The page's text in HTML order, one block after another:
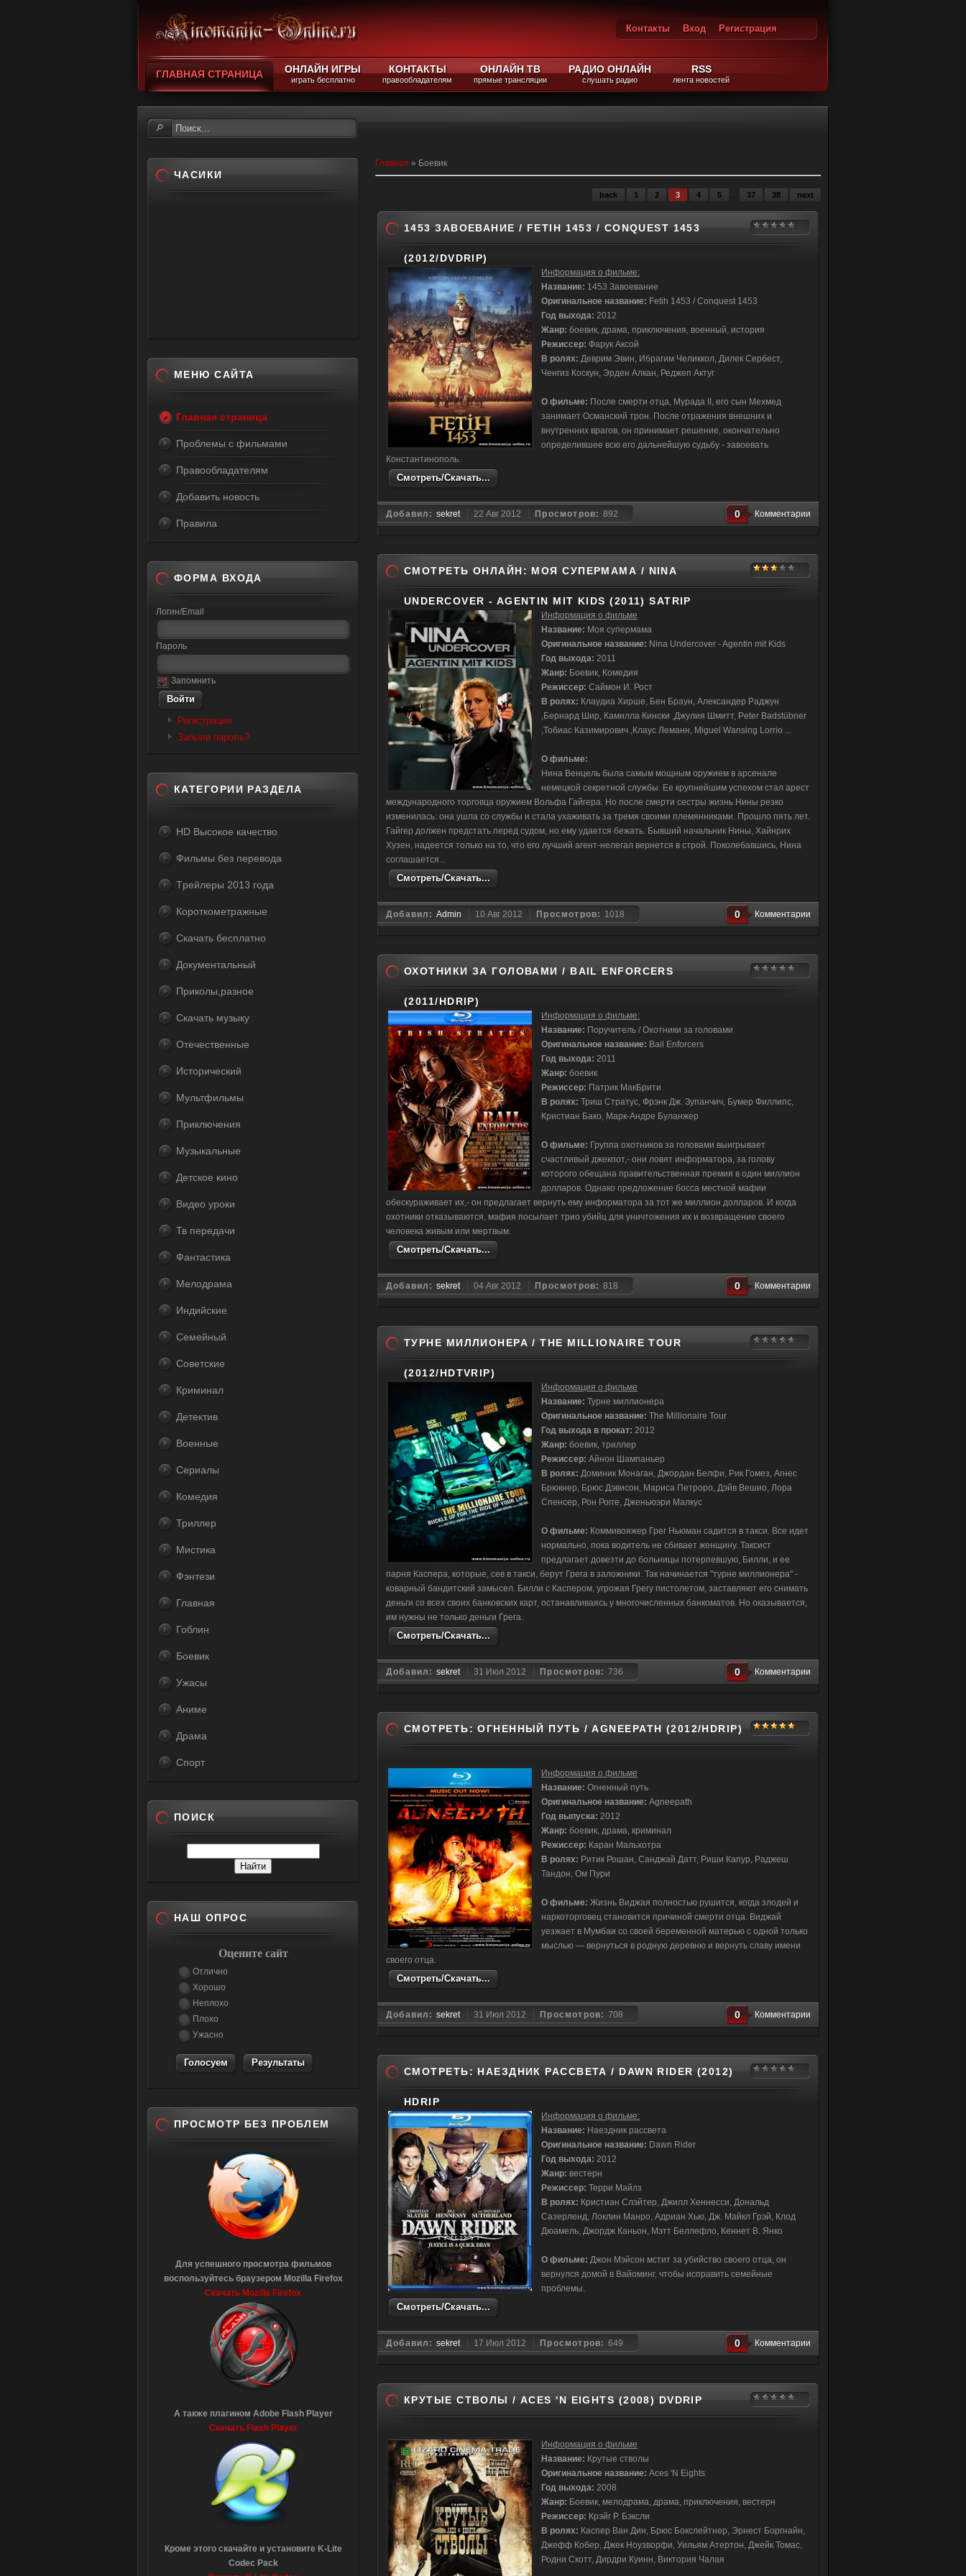
Контакты Вход
Регистрация
ГЛАВНАЯ СТРАНИЦА ОНЛАЙН ИГРЫ
играть бесплатно
КОНТАКТЫ
правообладателям
ОНЛАЙН ТВ
прямые трансляции
РАДИО ОНЛАЙН
слушать радио
RSS
лента новостей
Главная » Боевик
back 1 2 3 4 5 ... 37 38 next
1453 ЗАВОЕВАНИЕ / FETIH 1453 / CONQUEST 1453
(2012/DVDRIP)
Информация о фильме:
Название: 1453 Завоевание
Оригинальное название: Fetih 1453 / Conquest 1453
Год выхода: 2012
Жанр: боевик, драма, приключения, военный, история
Режиссер: Фарук Аксой
В ролях: Деврим Эвин, Ибрагим Челиккол, Дилек Сербест,
Ченгиз Коскун, Эрден Алкан, Реджеп Актуг
О фильме: После смерти отца, Мурада II, его сын Мехмед
занимает Османский трон. После отражения внешних и
внутренних врагов, он принимает решение, окончательно
определившее всю его дальнейшую судьбу - завоевать
Константинополь.
Смотреть/Скачать...
Добавил: sekret 22 Авг 2012 Просмотров: 892 0 Комментарии
СМОТРЕТЬ ОНЛАЙН: МОЯ СУПЕРМАМА / NINA
UNDERCOVER - AGENTIN MIT KIDS (2011) SATRIP
Информация о фильме
Название: Моя супермама
Оригинальное название: Nina Undercover - Agentin mit Kids
Год выхода: 2011
Жанр: Боевик, Комедия
Режиссер: Саймон И. Рост
В ролях: Клаудиа Хирше, Бен Браун, Александер Раджун
,Бернард Шир, Камилла Кински ,Джулия Шмитт, Peter Badstübner
,Тобиас Казимирович ,Клаус Леманн, Miguel Wansing Lorrio ...
О фильме:
Нина Венцель была самым мощным оружием в арсенале
немецкой секретной службы. Ее крупнейшим успехом стал арест
международного торговца оружием Вольфа Гайгера. Но после смерти сестры жизнь Нины резко
изменилась: она ушла со службы и стала ухаживать за тремя своими племянниками. Прошло пять лет.
Гайгер должен предстать перед судом, но ему удается бежать. Бывший начальник Нины, Хайнрих
Хузен, надеется только на то, что его лучший агент-нелегал вернется в строй. Поколебавшись, Нина
соглашается...
Смотреть/Скачать...
Добавил: Admin 10 Авг 2012 Просмотров: 1018 0 Комментарии
ОХОТНИКИ ЗА ГОЛОВАМИ / BAIL ENFORCERS
(2011/HDRIP)
Информация о фильме:
Название: Поручитель / Охотники за головами
Оригинальное название: Bail Enforcers
Год выхода: 2011
Жанр: боевик
Режиссер: Патрик МакБрити
В ролях: Триш Стратус, Фрэнк Дж. Зупанчич, Бумер Филлипс,
Кристиан Бако, Марк-Андре Буланжер
О фильме: Группа охотников за головами выигрывает
счастливый джекпот,- они ловят информатора, за голову
которого обещана правительственная премия в один миллион
долларов. Однако предложение босса местной мафии
обескураживает их,- он предлагает вернуть ему информатора за тот же миллион долларов. И когда
охотники отказываются, мафия посылает трио убийц для уничтожения их и возвращение своего
человека живым или мертвым.
Смотреть/Скачать...
Добавил: sekret 04 Авг 2012 Просмотров: 818 0 Комментарии
ТУРНЕ МИЛЛИОНЕРА / THE MILLIONAIRE TOUR
(2012/HDTVRIP)
Информация о фильме
Название: Турне миллионера
Оригинальное название: The Millionaire Tour
Год выхода в прокат: 2012
Жанр: боевик, триллер
Режиссер: Айнон Шампаньер
В ролях: Доминик Монаган, Джордан Белфи, Рик Гомез, Агнес
Брюкнер, Брюс Дэвисон, Мариса Петроро, Дэйв Вешио, Лора
Спенсер, Рон Рогге, Дженьюэри Малкус
О фильме: Коммивояжер Грег Ньюман садится в такси. Все идет
нормально, пока водитель не сбивает женщину. Таксист
предлагает довезти до больницы потерпевшую, Билли, и ее
парня Каспера, которые, сев в такси, берут Грега в заложники. Так начинается "турне миллионера" -
коварный бандитский замысел. Билли с Каспером, угрожая Грегу пистолетом, заставляют его снимать
деньги со всех своих банковских карт, останавливаясь у многочисленных банкоматов. Но оказывается,
им нужны не только деньги Грега.
Смотреть/Скачать...
Добавил: sekret 31 Июл 2012 Просмотров: 736 0 Комментарии
СМОТРЕТЬ: ОГНЕННЫЙ ПУТЬ / AGNEEPATH (2012/HDRIP)
Информация о фильме
Название: Огненный путь
Оригинальное название: Agneepath
Год выпуска: 2012
Жанр: боевик, драма, криминал
Режиссер: Каран Мальхотра
В ролях: Ритик Рошан, Санджай Датт, Риши Капур, Раджеш
Тандон, Ом Пури
О фильме: Жизнь Виджая полностью рушится, когда злодей и
наркоторговец становится причиной смерти отца. Виджай
уезжает в Мумбаи со своей беременной матерью с одной только
мыслью — вернуться в родную деревню и вернуть славу имени
своего отца.
Смотреть/Скачать...
Добавил: sekret 31 Июл 2012 Просмотров: 708 0 Комментарии
СМОТРЕТЬ: НАЕЗДНИК РАССВЕТА / DAWN RIDER (2012)
HDRIP
Информация о фильме:
Название: Наездник рассвета
Оригинальное название: Dawn Rider
Год выхода: 2012
Жанр: вестерн
Режиссер: Терри Майлз
В ролях: Кристиан Слэйтер, Джилл Хеннесси, Дональд
Сазерленд, Локлин Манро, Адриан Хью, Дж. Майкл Грэй, Клод
Дюамель, Джордж Каньон, Мэтт Беллефло, Кеннет В. Янко
О фильме: Джон Мэйсон мстит за убийство своего отца, он
вернулся домой в Вайоминг, чтобы исправить семейные
проблемы.
Смотреть/Скачать...
Добавил: sekret 17 Июл 2012 Просмотров: 649 0 Комментарии
КРУТЫЕ СТВОЛЫ / ACES 'N EIGHTS (2008) DVDRIP
Информация о фильме
Название: Крутые стволы
Оригинальное название: Aces 'N Eights
Год выхода: 2008
Жанр: Боевик, мелодрама, драма, приключения, вестерн
Режиссер: Крэйг Р. Бэксли
В ролях: Каспер Ван Дин, Брюс Бокслейтнер, Эрнест Боргнайн,
Джефф Кобер, Джек Ноузворфи, Уильям Атертон, Джейк Томас,
Родни Скотт, Дирдри Куинн, Виктория Чалая
ЧАСИКИ
МЕНЮ САЙТА
Главная страница
Проблемы с фильмами
Правообладателям
Добавить новость
Правила
ФОРМА ВХОДА
Логин/Email
Пароль
Запомнить
Регистрация
Забыли пароль?
КАТЕГОРИИ РАЗДЕЛА
HD Высокое качество
Фильмы без перевода
Tрейлеры 2013 года
Короткометражные
Скачать бесплатно
Документальный
Приколы,разное
Скачать музыку
Отечественные
Исторический
Мультфильмы
Приключения
Музыкальные
Детское кино
Видео уроки
Тв передачи
Фантастика
Мелодрама
Индийские
Семейный
Советские
Криминал
Детектив
Военные
Сериалы
Комедия
Триллер
Мистика
Фэнтези
Главная
Гоблин
Боевик
Ужасы
Аниме
Драма
Спорт
ПОИСК
НАШ ОПРОС
Оцените сайт
Отлично
Хорошо
Неплохо
Плохо
Ужасно
Результаты
ПРОСМОТР БЕЗ ПРОБЛЕМ
Для успешного просмотра фильмов
воспользуйтесь браузером Mozilla Firefox
Скачать Mozilla Firefox
А также плагином Adobe Flash Player
Скачать Flash Player
Кроме этого скачайте и установите K-Lite
Codec Pack